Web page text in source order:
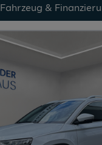
Fahrzeug &